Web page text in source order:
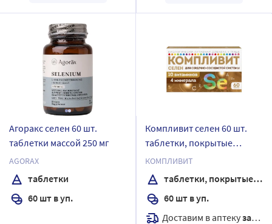
Агоракс селен 60 шт.
таблетки массой 250 мг
AGORAX
таблетки
60 шт в уп.
Компливит селен 60 шт.
таблетки, покрытые
оболочкой
КОМПЛИВИТ
таблетки, покрытые оболочкой
60 шт в уп.
Доставим в аптекузавтра